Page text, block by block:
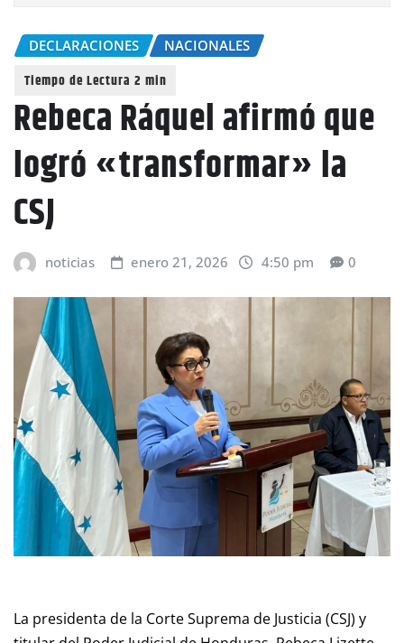
DECLARACIONES NACIONALES
Rebeca Ráquel afirmó que
logró «transformar» la
CSJ
noticias enero 21, 2026 4:50 pm 0
La presidenta de la Corte Suprema de Justicia (CSJ) y